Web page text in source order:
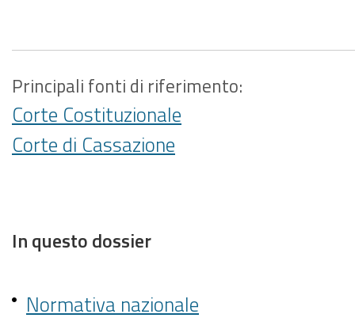
Principali fonti di riferimento:
Corte Costituzionale
Corte di Cassazione
In questo dossier
Normativa nazionale